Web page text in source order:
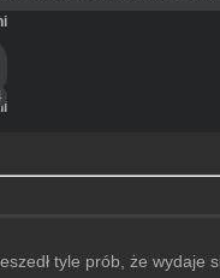
tyle prób, że